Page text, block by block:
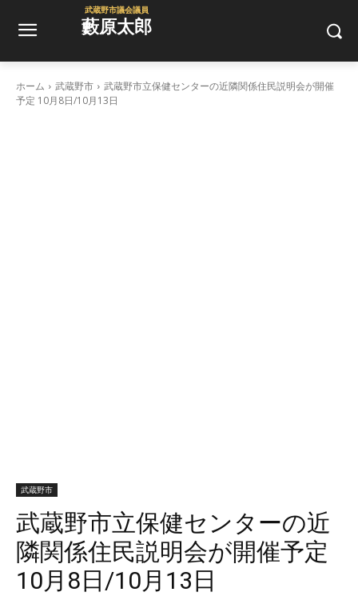
武蔵野市議会議員
藪原太郎
ホーム 武蔵野市
武蔵野市立保健センターの近隣関係住民説明会が開催
予定 10月8日/10月13日
武蔵野市
武蔵野市立保健センターの近
隣関係住民説明会が開催予定
10月8日/10月13日